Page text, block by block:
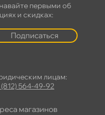
первыми о
и скидках:
Подписаться
лицам:
(812) 564-49-92
магазино